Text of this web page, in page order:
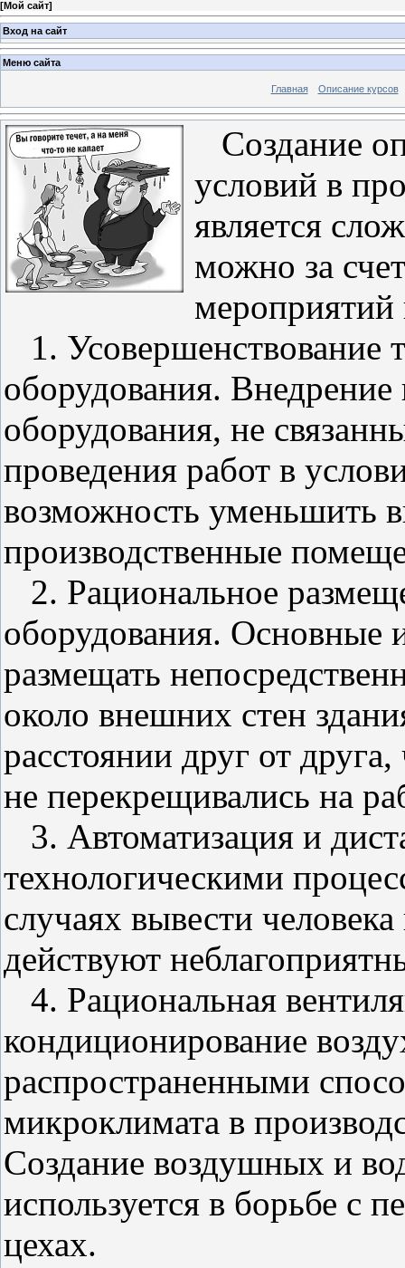
[Мой сайт]
Вход на сайт
Меню сайта
Главная Описание курсов
Создание
условий в
является
можно за
мероприятий
1. Усовершенствование
оборудования.
оборудования, не
проведения работ в
возможность уменьшить
производственные
2. Рациональное
оборудования. Основные
размещать
около внешних стен
расстоянии друг от
не перекрещивались на
3. Автоматизация и
технологическими
случаях вывести
действуют
4. Рациональная
кондиционирование
распространенными
микроклимата в
Создание воздушных и
используется в борьбе с
цехах.